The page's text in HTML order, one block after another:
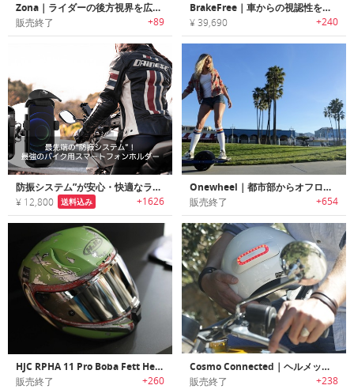
Zona｜ライダーの後方視界を広げるオートバイ用リアビューシステム「ゾナ」
販売終了 +89
BrakeFree｜車からの視認性を高めるヘルメット用ブレーキライト「ブレーキフリー」
¥ 39,690 +240
防振システム”が安心・快適なライディングを約束！バイク用スマートフォンホルダー「GUARDAMPER」
¥ 12,800 送料込み +1626
Onewheel｜都市部からオフロードまで様々な地形を走行可能なライディングボード「ワンホイール」
販売終了 +654
HJC RPHA 11 Pro Boba Fett Helmet｜スターウォーズの人気キャラクターBoba Fett をモチーフにデザインされたヘルメット
販売終了 +260
Cosmo Connected｜ヘルメットに取付けライダーの安全性を向上させるリアブレーキライト「コスモコネクテッド」
販売終了 +238